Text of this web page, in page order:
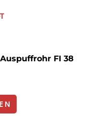
FI 38